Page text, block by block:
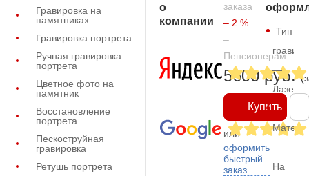
Гравировка на
памятниках
Гравировка портрета
Ручная гравировка
портрета
Цветное фото на
памятник
Восстановление
портрета
Пескоструйная
гравировка
Ретушь портрета
о
компании
заказа
– 2 %
–
Пенсионерам
5600 руб.
Купить
или
оформить
быстрый
заказ
Тип
—
—
На